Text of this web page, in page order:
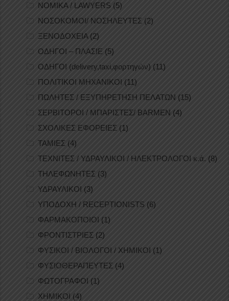
ΝΟΜΙΚΑ / LAWYERS (5)
ΝΟΣΟΚΟΜΟΙ/ ΝΟΣΗΛΕΥΤΕΣ (2)
ΞΕΝΟΔΟΧΕΙΑ(2)
ΟΔΗΓΟΙ – ΠΛΑΣΙΕ (5)
ΟΔΗΓΟΙ (delivery,taxi,φορτηγών) (11)
ΠΟΛΙΤΙΚΟΙ ΜΗΧΑΝΙΚΟΙ (11)
ΠΩΛΗΤΕΣ / ΕΞΥΠΗΡΕΤΗΣΗ ΠΕΛΑΤΩΝ (15)
ΣΕΡΒΙΤΟΡΟΙ / ΜΠΑΡΙΣΤΕΣ/ BARMEN (4)
ΣΧΟΛΙΚΕΣ ΕΦΟΡΕΙΕΣ (1)
ΤΑΜΙΕΣ (4)
ΤΕΧΝΙΤΕΣ / ΥΔΡΑΥΛΙΚΟΙ / ΗΛΕΚΤΡΟΛΟΓΟΙ κ.ά. (8)
ΤΗΛΕΦΩΝΗΤΕΣ (3)
ΥΔΡΑΥΛΙΚΟΙ (3)
ΥΠΟΔΟΧΗ / RECEPTIONISTS (6)
ΦΑΡΜΑΚΟΠΟΙΟΙ (1)
ΦΡΟΝΤΙΣΤΡΙΕΣ (2)
ΦΥΣΙΚΟΙ / ΒΙΟΛΟΓΟΙ / ΧΗΜΙΚΟΙ (1)
ΦΥΣΙΟΘΕΡΑΠΕΥΤΕΣ (4)
ΦΩΤΟΓΡΑΦΟΙ (1)
ΧΗΜΙΚΟΙ (4)